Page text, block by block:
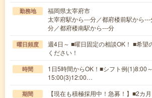
勤務地
福岡県太宰府市
太宰府駅から---分／都府楼前駅から
分／都府楼南駅から---分
曜日頻度
週4日～ ■曜日固定の相談OK！ ■希望
ください！
時間
1日5時間からOK！■シフト例(1)8:00
15:00(3)12:00…
期間 【現在も積極採用中！急募！】■2カ